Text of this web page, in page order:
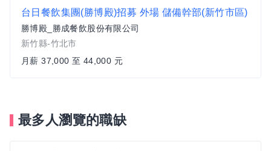
台日餐飲集團(勝博殿)招募 外場 儲備幹部(新竹市區)
勝博殿_勝成餐飲股份有限公司
新竹縣-竹北市
月薪 37,000 至 44,000 元
最多人瀏覽的職缺